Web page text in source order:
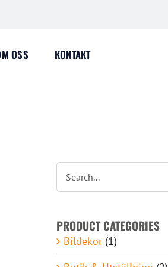
OSS KONTAKT
PRODUCT CATEGORIES
Bildekor (1)